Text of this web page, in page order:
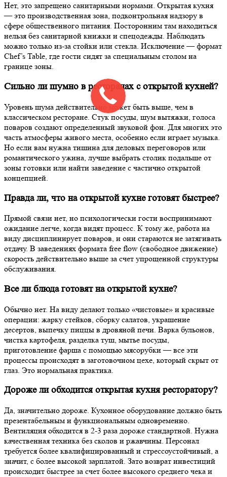
Нет, это запрещено санитарными нормами. Открытая кухня
— это производственная зона, подконтрольная надзору в
сфере общественного питания. Посторонним там находиться
нельзя без санитарной книжки и спецодежды. Наблюдать
можно только из-за стойки или стекла. Исключение — формат
Chef’s Table, где гости сидят за специальным столом на
границе зоны.
Сильно ли шумно в ресторанах с открытой кухней?
Уровень шума действительно может быть выше, чем в
классическом ресторане. Стук посуды, шум вытяжки, голоса
поваров создают определенный звуковой фон. Для многих это
часть атмосферы живого места, особенно если играет музыка.
Но если вам нужна тишина для деловых переговоров или
романтического ужина, лучше выбрать столик подальше от
зоны готовки или найти заведение с частично открытой
концепцией.
Правда ли, что на открытой кухне готовят быстрее?
Прямой связи нет, но психологически гости воспринимают
ожидание легче, когда видят процесс. К тому же, работа на
виду дисциплинирует поваров, и они стараются не затягивать
отдачу. В заведениях формата free flow (свободное движение)
скорость действительно выше за счет упрощенной структуры
обслуживания.
Все ли блюда готовят на открытой кухне?
Обычно нет. На виду делают только «чистовые» и красивые
операции: жарку стейков, сборку салатов, украшение
десертов, выпечку пиццы в дровяной печи. Варка бульонов,
чистка картофеля, разделка туш, мытье посуды,
приготовление фарша с помощью мясорубки — все эти
процессы происходят в заготовочном цехе, который скрыт от
глаз. Это нормальная практика.
Дороже ли обходится открытая кухня ресторатору?
Да, значительно дороже. Кухонное оборудование должно быть
презентабельным и функциональным одновременно.
Вентиляция обходится в 2-3 раза дороже стандартной. Нужна
качественная техника без сколов и ржавчины. Персонал
требуется более квалифицированный и стрессоустойчивый, а
значит, с более высокой зарплатой. Зато возврат инвестиций
происходит быстрее за счет более высокого среднего чека и